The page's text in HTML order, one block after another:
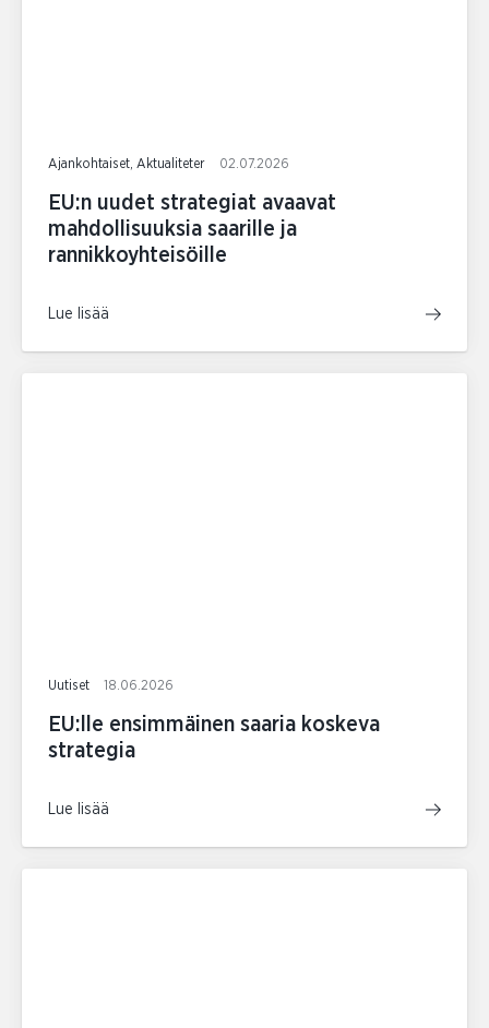
Ajankohtaiset, Aktualiteter 02.07.2026
EU:n uudet strategiat avaavat
mahdollisuuksia saarille ja
rannikkoyhteisöille
Lue lisää
Uutiset 18.06.2026
EU:lle ensimmäinen saaria koskeva
strategia
Lue lisää